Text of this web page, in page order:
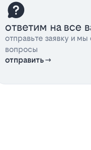
ответим на все
отправьте заявку и
вопросы
отправить